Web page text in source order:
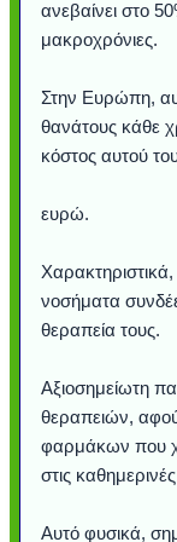
ανεβαίνει στο
μακροχρόνιες.
Στην Ευρώπη,
θανάτους κάθε
κόστος αυτού
ευρώ.
νοσήματα
θεραπεία τους.
Αξιοσημείωτη
θεραπειών, αφού
φαρμάκων που
στις
Αυτό φυσικά,